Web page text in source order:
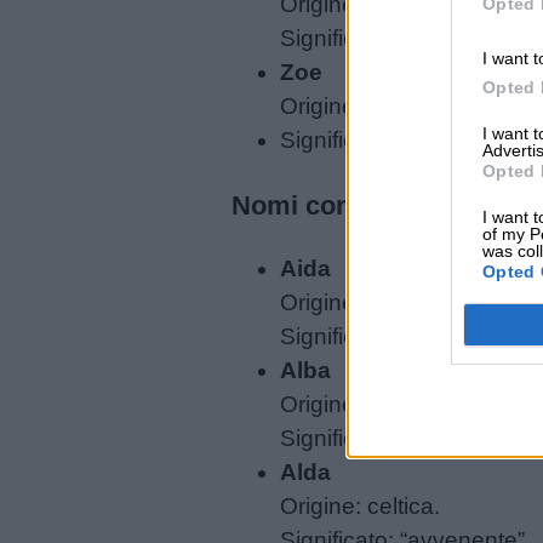
I want
Opted
I want
Opted
I want
of my
was
Opted
Significato: “curcuma” o
Zoe
Origine: greca.
Significato: “vita”.
Nomi con 4 lettere
Aida
Origine: egiziana.
Significato: “visitatrice”.
Alba
Origine: latina.
Significato: “bianca”.
Alda
Origine: celtica.